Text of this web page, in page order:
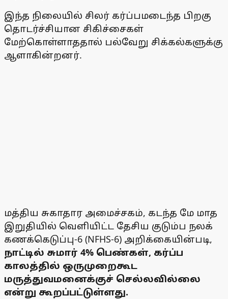
இந்த நிலையில் சிலர் கர்ப்பமடைந்த பிறகு
தொடர்ச்சியான சிகிச்சைகள்
மேற்கொள்ளாததால் பல்வேறு சிக்கல்களுக்கு
ஆளாகின்றனர்.
மத்திய சுகாதார அமைச்சகம், கடந்த மே மாத
இறுதியில் வெளியிட்ட தேசிய குடும்ப நலக்
கணக்கெடுப்பு-6 (NFHS-6) அறிக்கையின்படி,
நாட்டில் சுமார் 4% பெண்கள், கர்ப்ப
காலத்தில் ஒருமுறைகூட
மருத்துவமனைக்குச் செல்லவில்லை
என்று கூறப்பட்டுள்ளது.